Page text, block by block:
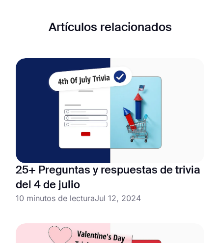
Artículos relacionados
25+ Preguntas y respuestas de trivia
del 4 de julio
10 minutos de lecturaJul 12, 2024